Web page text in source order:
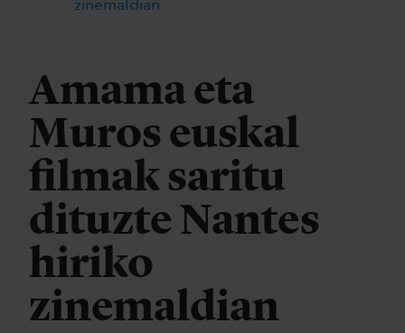
Amama eta
Muros euskal
filmak saritu
dituzte Nantes
hiriko
zinemaldian